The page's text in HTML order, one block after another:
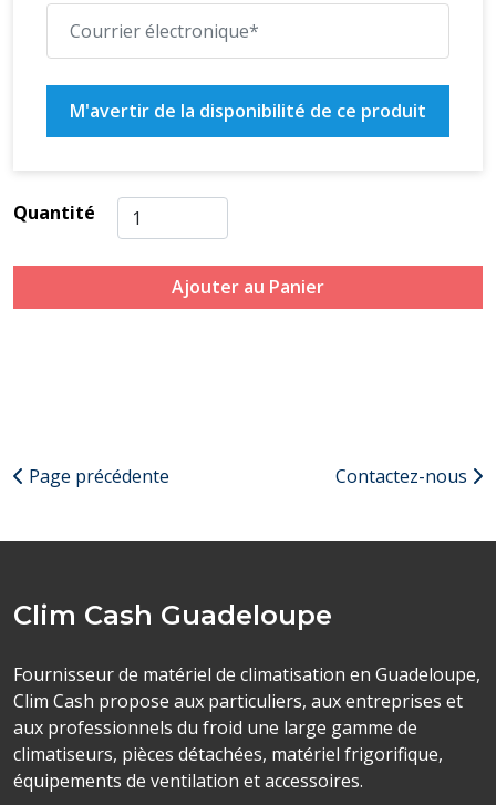
M'avertir de la disponibilité de ce produit
Quantité
Ajouter au Panier
Page précédente Contactez-nous
Clim Cash Guadeloupe
Fournisseur de matériel de climatisation en Guadeloupe,
Clim Cash propose aux particuliers, aux entreprises et
aux professionnels du froid une large gamme de
climatiseurs, pièces détachées, matériel frigorifique,
équipements de ventilation et accessoires.